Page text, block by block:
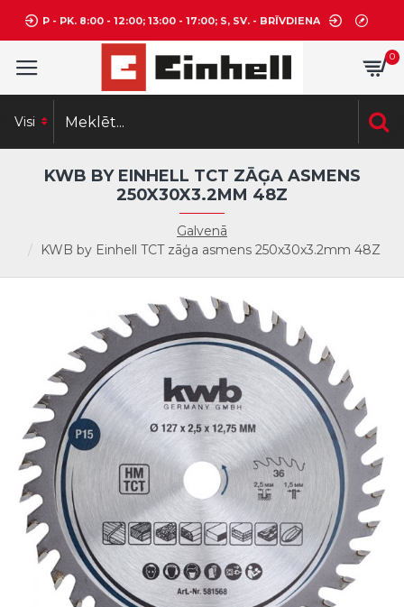
P - PK. 8:00 - 12:00; 13:00 - 17:00; S, SV. - BRĪVDIENA
0
Visi
Galvenā
KWB by Einhell TCT zāģa asmens 250x30x3.2mm 48Z
KWB BY EINHELL TCT ZĀĢA ASMENS
250X30X3.2MM 48Z